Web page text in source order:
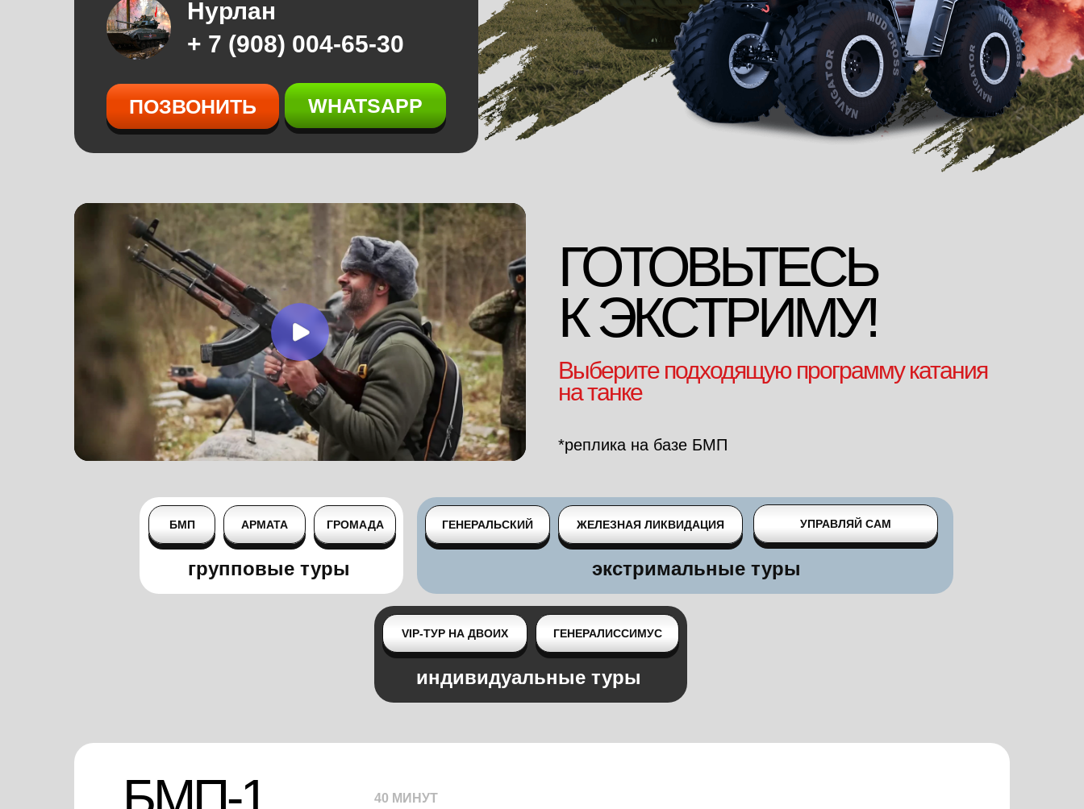
Нурлан
+ 7 (908) 004-65-30
ПОЗВОНИТЬ WHATSAPP
ГОТОВЬТЕСЬ
К ЭКСТРИМУ!
Выберите подходящую программу катания
на танке
*реплика на базе БМП
групповые туры экстримальные туры
индивидуальные туры
ГРОМАДА
АРМАТА
БМП ЖЕЛЕЗНАЯ ЛИКВИДАЦИЯ УПРАВЛЯЙ САМ
ГЕНЕРАЛЬСКИЙ
ГЕНЕРАЛИССИМУС
VIP-ТУР НА ДВОИХ
40 МИНУТ